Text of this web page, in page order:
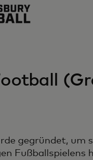
gegründet, um
Fußballspielens